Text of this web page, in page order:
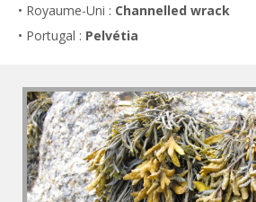
• Royaume-Uni : Channelled wrack
• Portugal : Pelvétia